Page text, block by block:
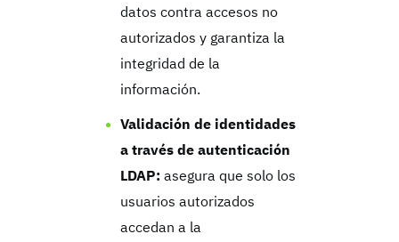
datos contra accesos no
autorizados y garantiza la
integridad de la
información.
Validación de identidades
a través de autenticación
LDAP: asegura que solo los
usuarios autorizados
accedan a la